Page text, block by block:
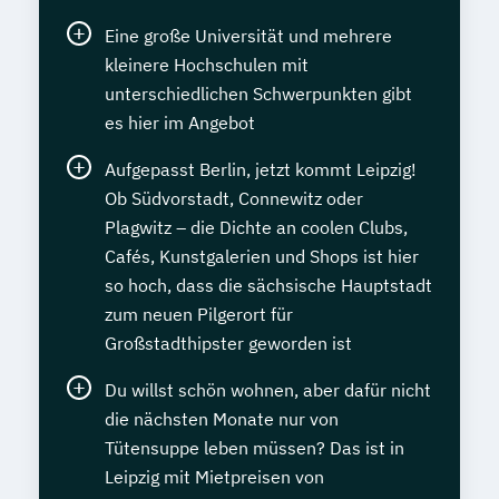
Eine große Universität und mehrere
kleinere Hochschulen mit
unterschiedlichen Schwerpunkten gibt
es hier im Angebot
Aufgepasst Berlin, jetzt kommt Leipzig!
Ob Südvorstadt, Connewitz oder
Plagwitz – die Dichte an coolen Clubs,
Cafés, Kunstgalerien und Shops ist hier
so hoch, dass die sächsische Hauptstadt
zum neuen Pilgerort für
Großstadthipster geworden ist
Du willst schön wohnen, aber dafür nicht
die nächsten Monate nur von
Tütensuppe leben müssen? Das ist in
Leipzig mit Mietpreisen von